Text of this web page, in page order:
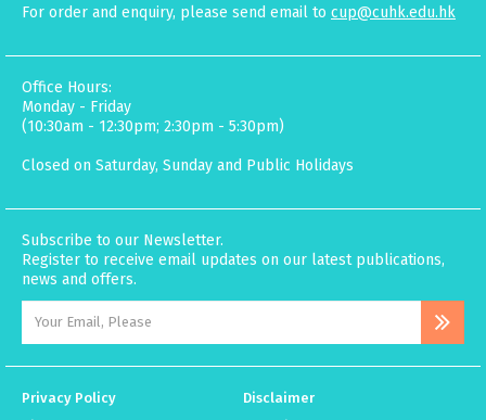
For order and enquiry, please send email to cup@cuhk.edu.hk
Office Hours:
Monday - Friday
(10:30am - 12:30pm; 2:30pm - 5:30pm)
Closed on Saturday, Sunday and Public Holidays
Subscribe to our Newsletter.
Register to receive email updates on our latest publications,
news and offers.
Privacy Policy
Disclaimer